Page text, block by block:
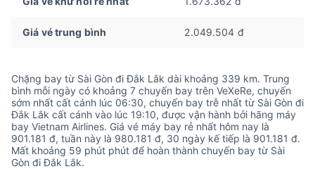
Giá vé trung bình 2.049.504 đ
Chặng bay từ Sài Gòn đi Đắk Lắk dài khoảng 339 km. Trung
bình mỗi ngày có khoảng 7 chuyến bay trên VeXeRe, chuyến
sớm nhất cất cánh lúc 06:30, chuyến bay trễ nhất từ Sài Gòn đi
Đắk Lắk cất cánh vào lúc 19:10, được vận hành bởi hãng máy
bay Vietnam Airlines. Giá vé máy bay rẻ nhất hôm nay là
901.181 đ, tuần này là 980.181 đ, 30 ngày kế tiếp là 901.181 đ.
Mất khoảng 59 phút phút để hoàn thành chuyến bay từ Sài
Gòn đi Đắk Lắk.